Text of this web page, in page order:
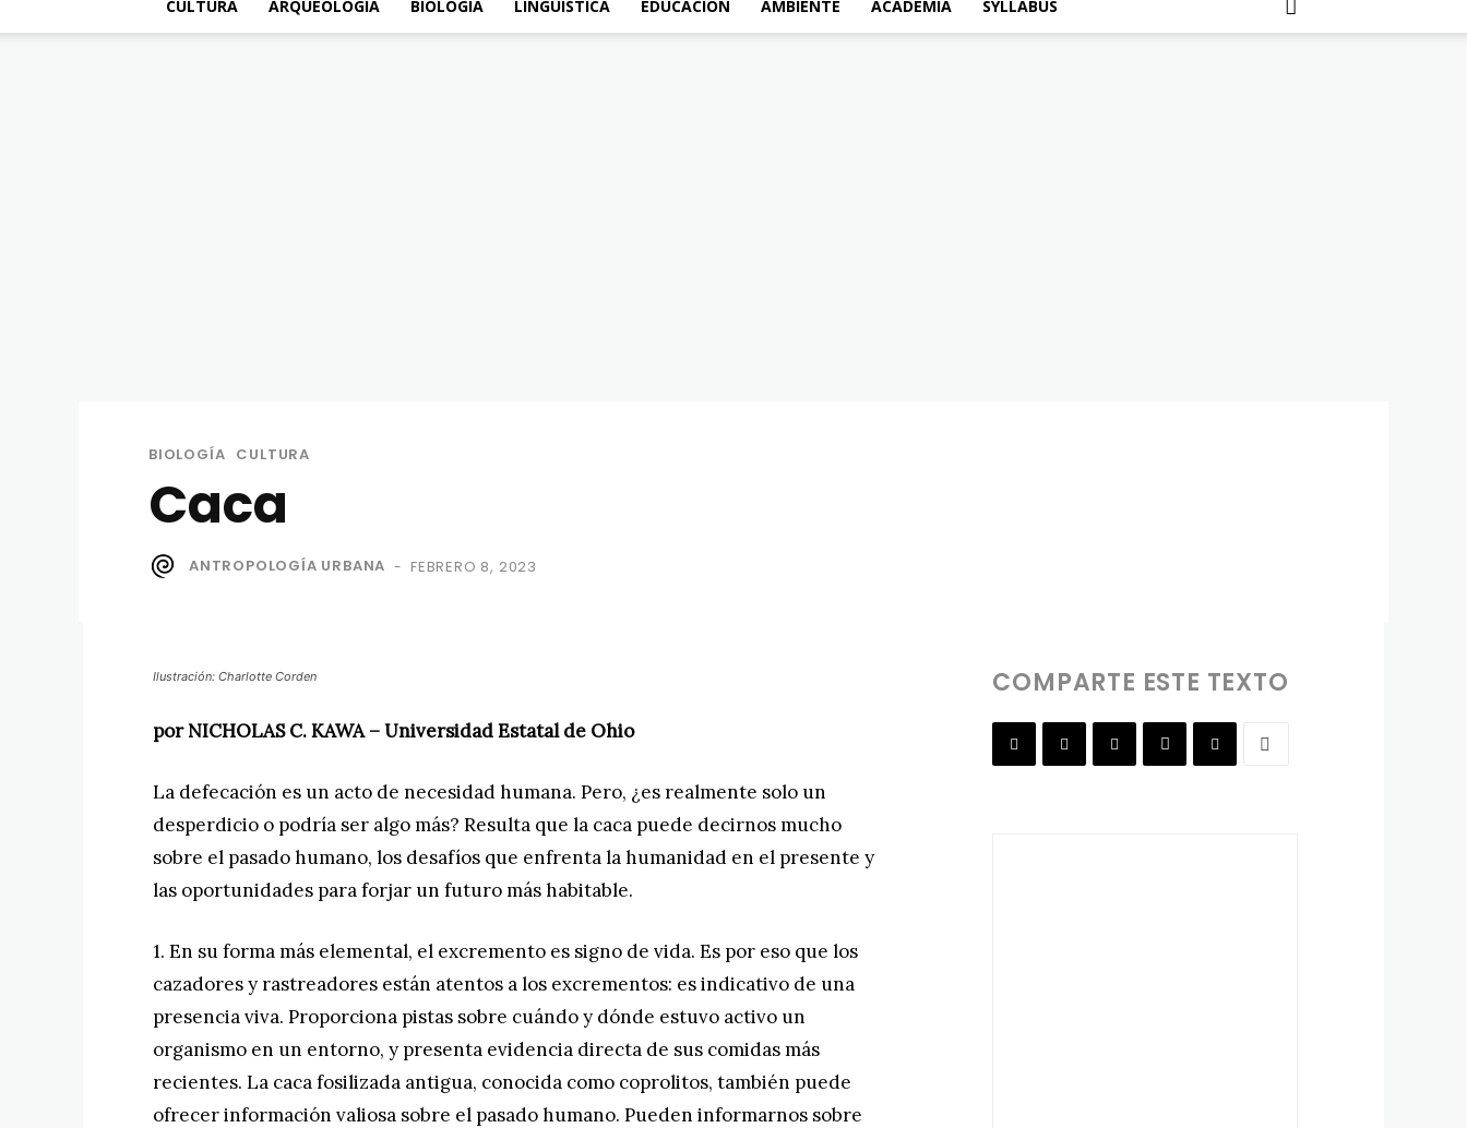
CULTURA ARQUEOLOGÍA BIOLOGÍA LINGÜÍSTICA EDUCACIÓN AMBIENTE ACADEMIA SYLLABUS
BIOLOGÍA CULTURA
Caca
ANTROPOLOGÍA URBANA - FEBRERO 8, 2023
Ilustración: Charlotte Corden
por NICHOLAS C. KAWA – Universidad Estatal de Ohio
La defecación es un acto de necesidad humana. Pero, ¿es realmente solo un
desperdicio o podría ser algo más? Resulta que la caca puede decirnos mucho
sobre el pasado humano, los desafíos que enfrenta la humanidad en el presente y
las oportunidades para forjar un futuro más habitable.
1. En su forma más elemental, el excremento es signo de vida. Es por eso que los
cazadores y rastreadores están atentos a los excrementos: es indicativo de una
presencia viva. Proporciona pistas sobre cuándo y dónde estuvo activo un
organismo en un entorno, y presenta evidencia directa de sus comidas más
recientes. La caca fosilizada antigua, conocida como coprolitos, también puede
ofrecer información valiosa sobre el pasado humano. Pueden informarnos sobre
COMPARTE ESTE TEXTO